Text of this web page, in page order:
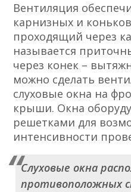
Вентиляция
карнизных и
проходящий через
называется
через конек –
можно сделать
слуховые окна на
крыши. Окна
решетками для
интенсивности
Слуховые окна
противоположных